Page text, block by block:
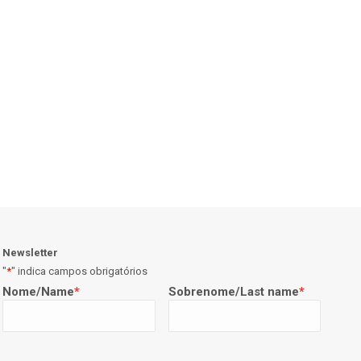
Newsletter
"*" indica campos obrigatórios
Nome/Name* Sobrenome/Last name*